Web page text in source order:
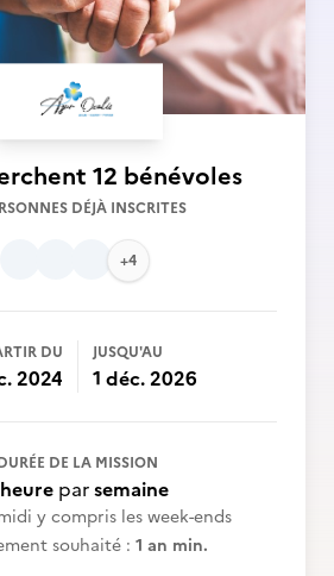
12 bénévoles
DÉJÀ INSCRITES
+4
DU
2024
JUSQU'AU
1 déc. 2026
DE LA MISSION
parsemaine
y compris les week-ends
souhaité : 1 an min.